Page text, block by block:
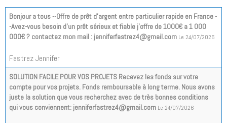
Bonjour a tous --Offre de prêt d'argent entre particulier rapide en France -
-Avez-vous besoin d'un prêt sérieux et fiable j'offre de 1000€ a 1 000
000€ ? contactez mon mail : jenniferfastrez4@gmail.com Le 24/07/2026
Fastrez Jennifer
SOLUTION FACILE POUR VOS PROJETS Recevez les fonds sur votre
compte pour vos projets. Fonds remboursable à long terme. Nous avons
juste la solution que vous recherchez avec de très bonnes conditions
qui vous conviennent: jenniferfastrez4@gmail.com Le 24/07/2026